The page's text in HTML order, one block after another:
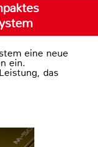
eine neue
ein.
das